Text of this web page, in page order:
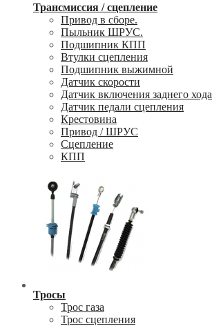
Трансмиссия / сцепление
Привод в сборе.
Пыльник ШРУС.
Подшипник КПП
Втулки сцепления
Подшипник выжимной
Датчик скорости
Датчик включения заднего хода
Датчик педали сцепления
Крестовина
Привод / ШРУС
Сцепление
КПП
Тросы
Трос газа
Трос сцепления